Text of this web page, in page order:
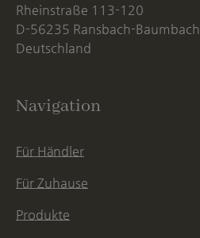
Rheinstraße 113-120
D-56235 Ransbach-Baumbach
Deutschland
Navigation
Für Händler
Für Zuhause
Produkte